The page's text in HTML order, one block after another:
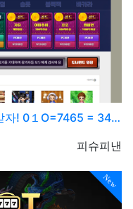
! 0１O=7465 = 3464 …
등록자
피슈피낸
New